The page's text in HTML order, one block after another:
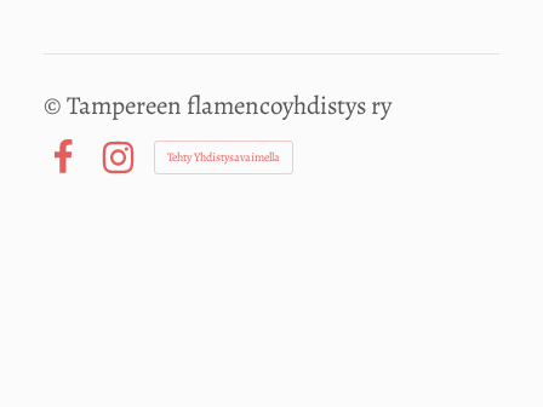
©Tampereen flamencoyhdistys ry
Instagram
Tehty Yhdistysavaimella